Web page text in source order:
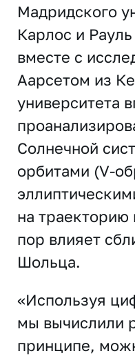
Мадридского
Карлос и
вместе с
Аарсетом из
университета
Солнечной
орбитами (V-
на траекторию
пор влияет
Шольца.
«Используя
мы вычислили
принципе,